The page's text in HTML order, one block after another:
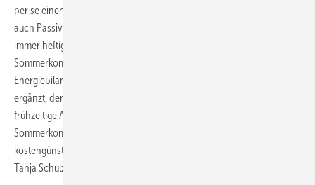
per se einen stabilen sommerlichen Wärmeschutz. Dennoch kommen
auch Passivhäuser und EnerPHit-Sanierungen in Anbetracht der
immer heftigeren und länger andauernden Hitzewellen beim
Sommerkomfort an ihre Grenzen. Das Passivhaus Institut hat das
Energiebilanzierungstool PHPP deshalb um einen Sommer-Stresstest
ergänzt, der eventuelle Schwachstellen automatisch aufdeckt und
frühzeitige Anpassungen ermöglicht. Ein Leitfaden zum
Sommerkomfort und Praxisbeispiele zeigen probate und
kostengünstige Mittel für sommerliche Wärmeschutzkonzepte auf.
Tanja Schulz, Susanne